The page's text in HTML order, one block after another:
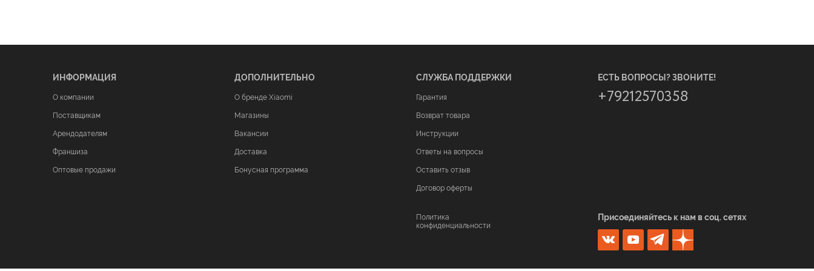
ИНФОРМАЦИЯ
О компании
Поставщикам
Арендодателям
Франшиза
Оптовые продажи
ДОПОЛНИТЕЛЬНО
О бренде Xiaomi
Магазины
Вакансии
Доставка
Бонусная программа
СЛУЖБА ПОДДЕРЖКИ
Гарантия
Возврат товара
Инструкции
Ответы на вопросы
Оставить отзыв
Договор оферты
ЕСТЬ ВОПРОСЫ? ЗВОНИТЕ!
+79212570358
Политика
конфиденциальности
Присоединяйтесь к нам в соц. сетях